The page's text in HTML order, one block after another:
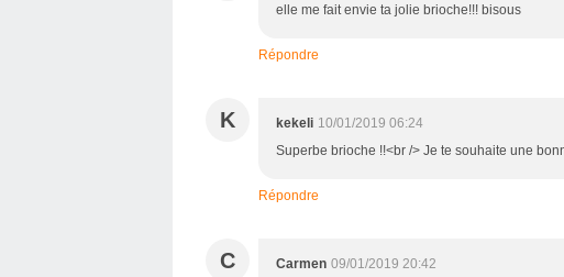
elle me fait envie ta jolie brioche!!! bisous
Répondre
K kekeli 10/01/2019 06:24
Superbe brioche !!<br /> Je te souhaite une
Répondre
C Carmen 09/01/2019 20:42